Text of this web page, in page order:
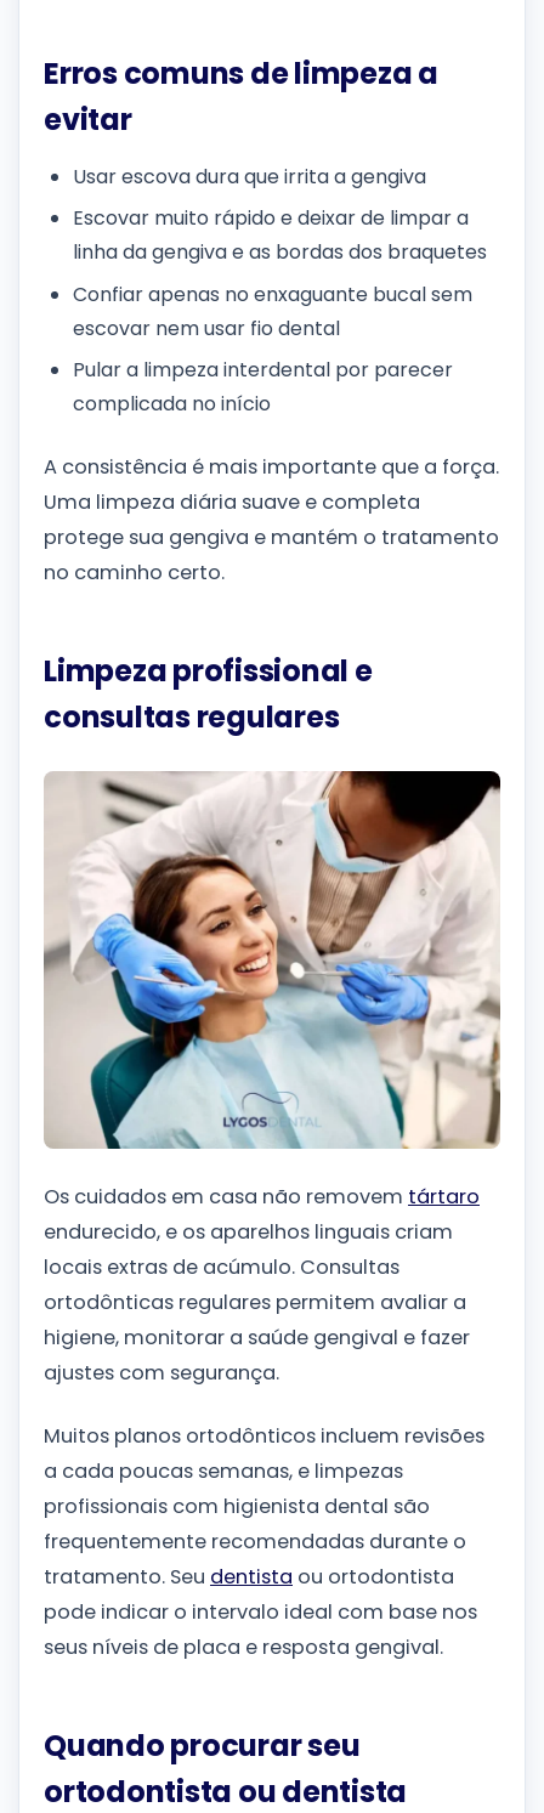
Erros comuns de limpeza a
evitar
Usar escova dura que irrita a gengiva
Escovar muito rápido e deixar de limpar a
linha da gengiva e as bordas dos braquetes
Confiar apenas no enxaguante bucal sem
escovar nem usar fio dental
Pular a limpeza interdental por parecer
complicada no início
A consistência é mais importante que a força.
Uma limpeza diária suave e completa
protege sua gengiva e mantém o tratamento
no caminho certo.
Limpeza profissional e
consultas regulares
Os cuidados em casa não removem tártaro
endurecido, e os aparelhos linguais criam
locais extras de acúmulo. Consultas
ortodônticas regulares permitem avaliar a
higiene, monitorar a saúde gengival e fazer
ajustes com segurança.
Muitos planos ortodônticos incluem revisões
a cada poucas semanas, e limpezas
profissionais com higienista dental são
frequentemente recomendadas durante o
tratamento. Seu dentista ou ortodontista
pode indicar o intervalo ideal com base nos
seus níveis de placa e resposta gengival.
Quando procurar seu
ortodontista ou dentista